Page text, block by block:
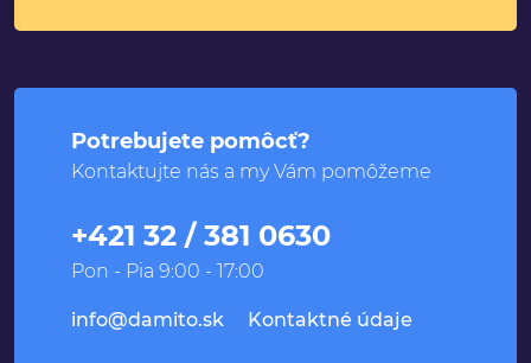
Potrebujete pomôcť?
Kontaktujte nás a my Vám pomôžeme
+421 32 / 381 0630
Pon - Pia 9:00 - 17:00
info@damito.sk Kontaktné údaje